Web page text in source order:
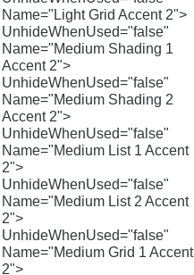
Name="Light Grid Accent 2">
UnhideWhenUsed="false"
Name="Medium Shading 1
Accent 2">
UnhideWhenUsed="false"
Name="Medium Shading 2
Accent 2">
UnhideWhenUsed="false"
Name="Medium List 1 Accent
2">
UnhideWhenUsed="false"
Name="Medium List 2 Accent
2">
UnhideWhenUsed="false"
Name="Medium Grid 1 Accent
2">